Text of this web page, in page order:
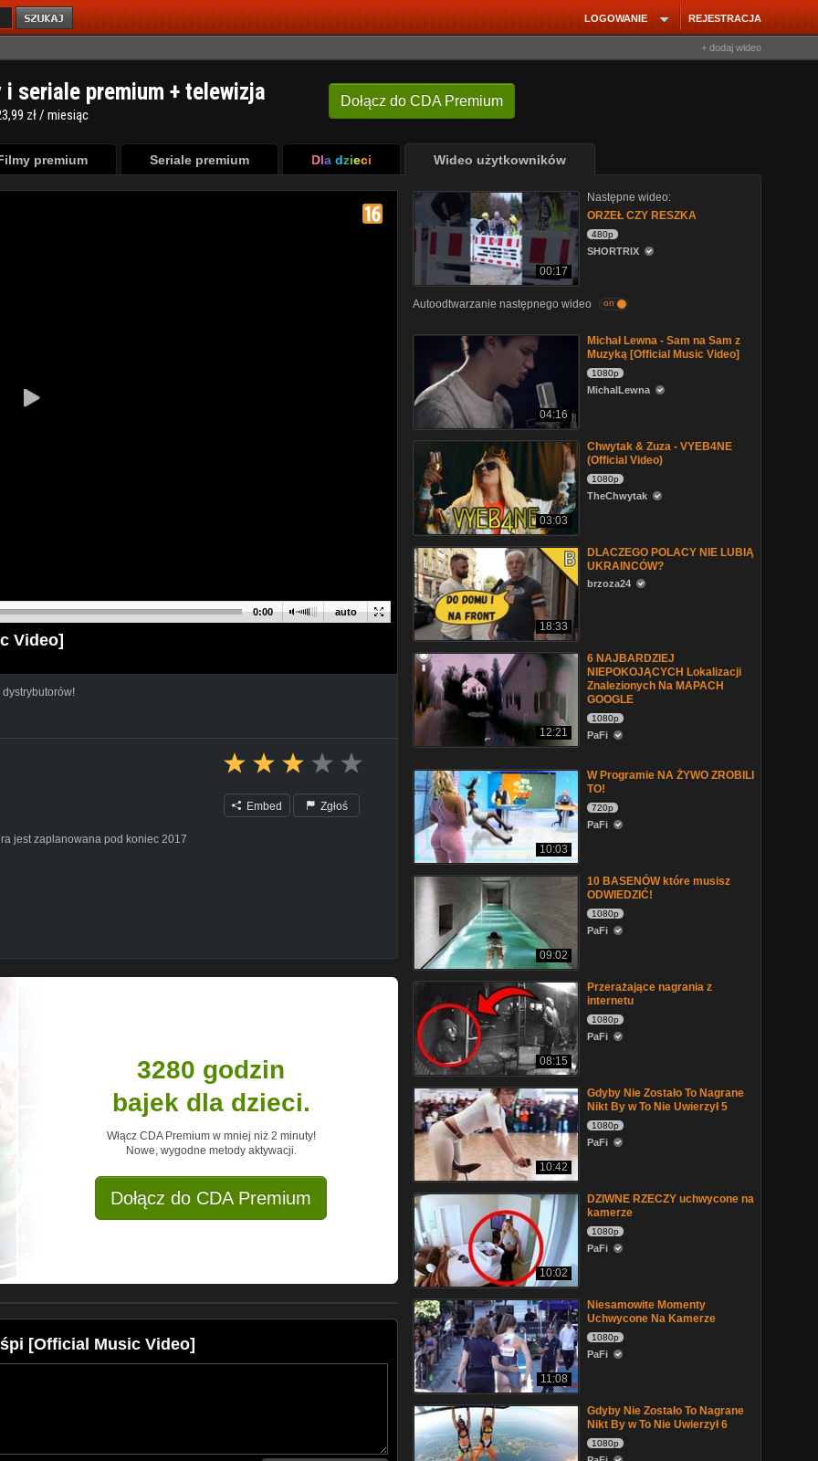
REJESTRACJA
LOGOWANIE
+ dodaj wideo
Dołącz do CDA Premium
i seriale premium + telewizja
zł / miesiąc
premium Seriale premium Dla dzieci Wideo użytkowników
auto
0:00
Video]
jest zaplanowana pod koniec 2017
Embed Zgłoś
3280 godzin
bajek dla dzieci.
Włącz CDA Premium w mniej niż 2 minuty!
Nowe, wygodne metody aktywacji.
Dołącz do CDA Premium
[Official Music Video]
00:17
Następne wideo:
ORZEŁ CZY RESZKA
480p
SHORTRIX
Autoodtwarzanie następnego wideo on
04:16
Michał Lewna - Sam na Sam z
Muzyką [Official Music Video]
1080p
MichalLewna
03:03
Chwytak & Zuza - VYEB4NE
(Official Video)
1080p
TheChwytak
18:33
DLACZEGO POLACY NIE LUBIĄ
UKRAINCÓW?
brzoza24
12:21
6 NAJBARDZIEJ
NIEPOKOJĄCYCH Lokalizacji
Znalezionych Na MAPACH
GOOGLE
1080p
PaFi
10:03
W Programie NA ŻYWO ZROBILI
TO!
720p
PaFi
09:02
10 BASENÓW które musisz
ODWIEDZIĆ!
1080p
PaFi
08:15
Przerażające nagrania z
internetu
1080p
PaFi
10:42
Gdyby Nie Zostało To Nagrane
Nikt By w To Nie Uwierzył 5
1080p
PaFi
10:02
DZIWNE RZECZY uchwycone na
kamerze
1080p
PaFi
11:08
Niesamowite Momenty
Uchwycone Na Kamerze
1080p
PaFi
Gdyby Nie Zostało To Nagrane
Nikt By w To Nie Uwierzył 6
1080p